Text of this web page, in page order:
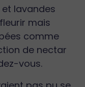
lavandes
mais
comme
de nectar
vous.